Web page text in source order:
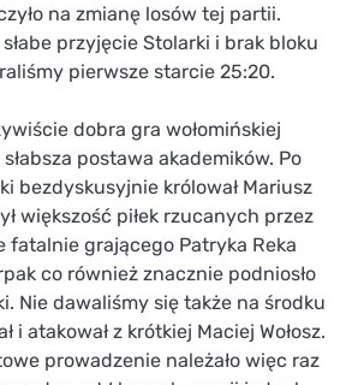
na zmianę losów tej partii.
przyjęcie Stolarki i brak bloku
pierwsze starcie 25:20.
dobra gra wołomińskiej
postawa akademików. Po
bezdyskusyjnie królował Mariusz
większość piłek rzucanych przez
fatalnie grającego Patryka Reka
co również znacznie podniosło
Nie dawaliśmy się także na środku
i atakował z krótkiej Maciej Wołosz.
prowadzenie należało więc raz